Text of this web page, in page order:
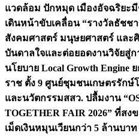
แวดล้อม ปักหมุด เมืองอัจฉริยะ
เดินหน้าขับเคลื่อน “รางวัลธัชช
สังคมศาสตร์ มนุษยศาสตร์ และ
บันดาลใจและต่อยอดงานวิจัยสู่
นโยบาย Local Growth Engine
ราช ตั้ง 9 ศูนย์ชุมชนเกษตรรักษ์
และนวัตกรรมสสว. ปลื้มงาน
TOGETHER FAIR 2026” ที่สง
เม็ดเงินหมุนเวียนกว่า 5 ล้านบา